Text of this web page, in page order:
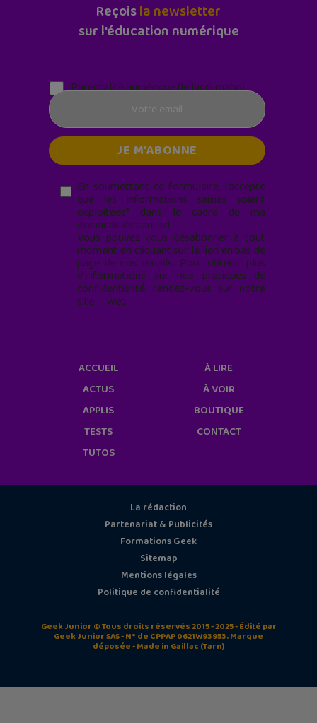
Reçoisla newsletter
sur l'éducation numérique
Parentalité numérique (le lundi matin)
En soumettant ce formulaire, j’accepte
que les informations saisies soient
exploitées* dans le cadre de ma
demande de contact.
Vous pouvez vous désabonner à tout
moment en cliquant sur le lien en bas de
page de nos emails. Pour obtenir plus
d'informations sur nos pratiques de
confidentialité, rendez-vous sur notre
site web
ACCUEIL
ACTUS
APPLIS
TESTS
TUTOS
À LIRE
À VOIR
BOUTIQUE
CONTACT
La rédaction
Partenariat & Publicités
Formations Geek
Sitemap
Mentions légales
Politique de confidentialité
Geek Junior © Tous droits réservés 2015 - 2025 - Édité par
Geek Junior SAS - N° de CPPAP 0621W93953. Marque
déposée - Made in Gaillac (Tarn)